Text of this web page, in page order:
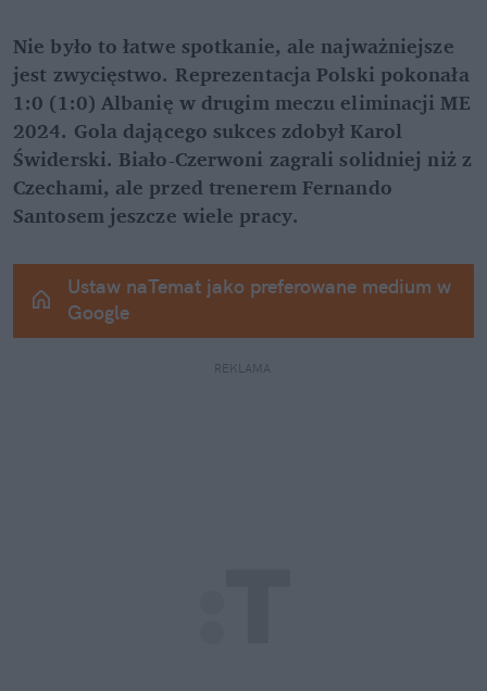
Nie było to łatwe spotkanie, ale najważniejsze
jest zwycięstwo. Reprezentacja Polski pokonała
1:0 (1:0) Albanię w drugim meczu eliminacji ME
2024. Gola dającego sukces zdobył Karol
Świderski. Biało-Czerwoni zagrali solidniej niż z
Czechami, ale przed trenerem Fernando
Santosem jeszcze wiele pracy.
Ustaw naTemat jako preferowane medium w
Google
REKLAMA